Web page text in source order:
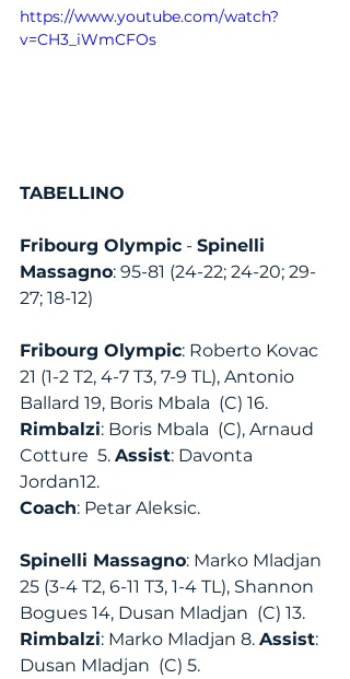
https://www.youtube.com/watch?
v=CH3_iWmCFOs
TABELLINO
Fribourg Olympic - Spinelli
Massagno: 95-81 (24-22; 24-20; 29-
27; 18-12)
Fribourg Olympic: Roberto Kovac
21 (1-2 T2, 4-7 T3, 7-9 TL), Antonio
Ballard 19, Boris Mbala  (C) 16.
Rimbalzi: Boris Mbala  (C), Arnaud
Cotture  5. Assist: Davonta
Jordan12.
Coach: Petar Aleksic.
Spinelli Massagno: Marko Mladjan
25 (3-4 T2, 6-11 T3, 1-4 TL), Shannon
Bogues 14, Dusan Mladjan  (C) 13.
Rimbalzi: Marko Mladjan 8. Assist:
Dusan Mladjan  (C) 5.